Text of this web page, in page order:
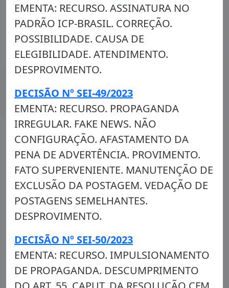
EMENTA: RECURSO. ASSINATURA NO
PADRÃO ICP-BRASIL. CORREÇÃO.
POSSIBILIDADE. CAUSA DE
ELEGIBILIDADE. ATENDIMENTO.
DESPROVIMENTO.
DECISÃO Nº SEI-49/2023
EMENTA: RECURSO. PROPAGANDA
IRREGULAR. FAKE NEWS. NÃO
CONFIGURAÇÃO. AFASTAMENTO DA
PENA DE ADVERTÊNCIA. PROVIMENTO.
FATO SUPERVENIENTE. MANUTENÇÃO DE
EXCLUSÃO DA POSTAGEM. VEDAÇÃO DE
POSTAGENS SEMELHANTES.
DESPROVIMENTO.
DECISÃO Nº SEI-50/2023
EMENTA: RECURSO. IMPULSIONAMENTO
DE PROPAGANDA. DESCUMPRIMENTO